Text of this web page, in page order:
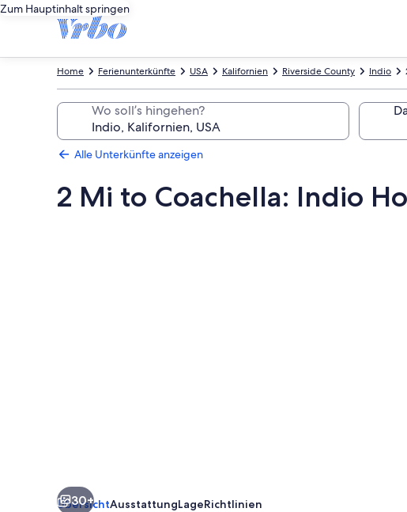
Zum Hauptinhalt springen
Indio
Riverside County
Kalifornien
USA
Ferienunterkünfte
Home
Wo soll’s hingehen?
Alle Unterkünfte anzeigen
2 Mi to Coachella: Indio
30+
ÜbersichtAusstattungLageRichtlinien